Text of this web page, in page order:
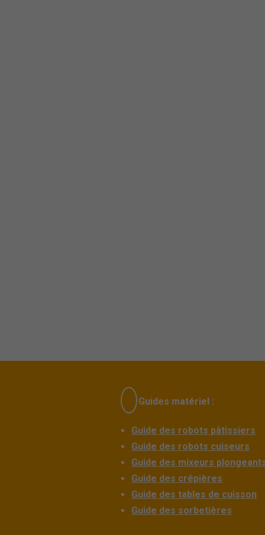
Guides matériel :
Guide des robots pâtissiers
Guide des robots cuiseurs
Guide des mixeurs
Guide des crêpières
Guide des tables de cuisson
Guide des sorbetières